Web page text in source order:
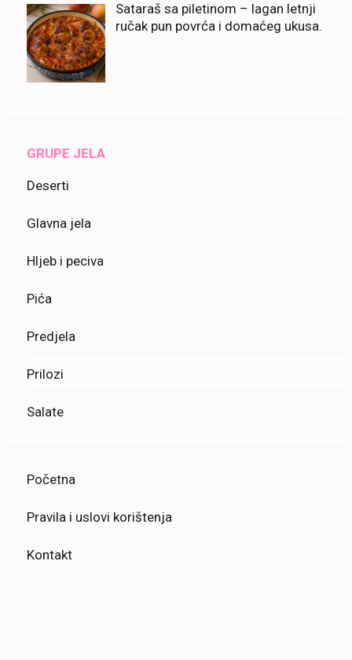
Sataraš sa piletinom – lagan letnji
ručak pun povrća i domaćeg ukusa.
GRUPE JELA
Deserti
Glavna jela
Hljeb i peciva
Pića
Predjela
Prilozi
Salate
Početna
Pravila i uslovi korištenja
Kontakt